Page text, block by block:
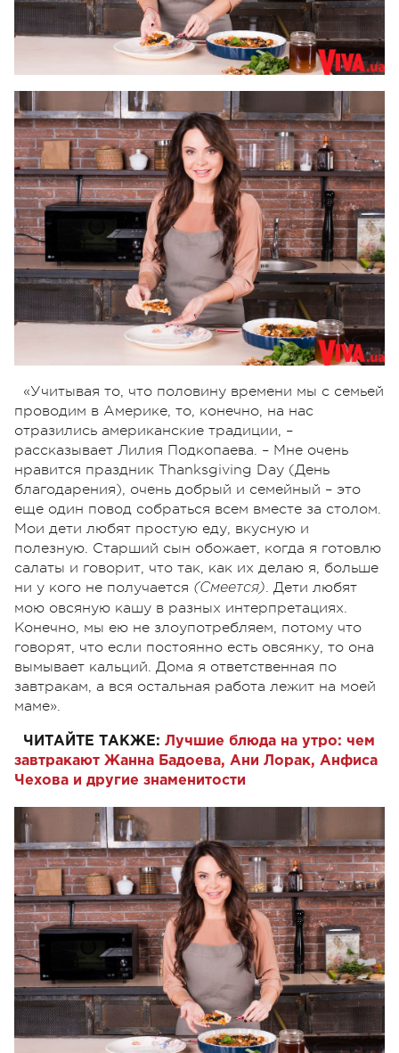
«Учитывая то, что половину времени мы с семьей
проводим в Америке, то, конечно, на нас
отразились американские традиции, –
рассказывает Лилия Подкопаева. – Мне очень
нравится праздник Thanksgiving Day (День
благодарения), очень добрый и семейный – это
еще один повод собраться всем вместе за столом.
Мои дети любят простую еду, вкусную и
полезную. Старший сын обожает, когда я готовлю
салаты и говорит, что так, как их делаю я, больше
ни у кого не получается (Смеется). Дети любят
мою овсяную кашу в разных интерпретациях.
Конечно, мы ею не злоупотребляем, потому что
говорят, что если постоянно есть овсянку, то она
вымывает кальций. Дома я ответственная по
завтракам, а вся остальная работа лежит на моей
маме».
ЧИТАЙТЕ ТАКЖЕ: Лучшие блюда на утро: чем
завтракают Жанна Бадоева, Ани Лорак, Анфиса
Чехова и другие знаменитости